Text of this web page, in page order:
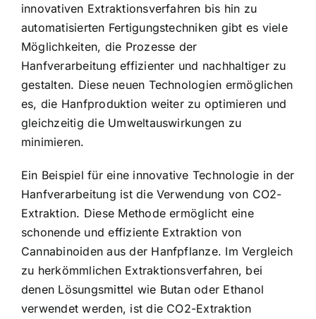
innovativen Extraktionsverfahren bis hin zu
automatisierten Fertigungstechniken gibt es viele
Möglichkeiten, die Prozesse der
Hanfverarbeitung effizienter und nachhaltiger zu
gestalten. Diese neuen Technologien ermöglichen
es, die Hanfproduktion weiter zu optimieren und
gleichzeitig die Umweltauswirkungen zu
minimieren.
Ein Beispiel für eine innovative Technologie in der
Hanfverarbeitung ist die Verwendung von CO2-
Extraktion. Diese Methode ermöglicht eine
schonende und effiziente Extraktion von
Cannabinoiden aus der Hanfpflanze. Im Vergleich
zu herkömmlichen Extraktionsverfahren, bei
denen Lösungsmittel wie Butan oder Ethanol
verwendet werden, ist die CO2-Extraktion